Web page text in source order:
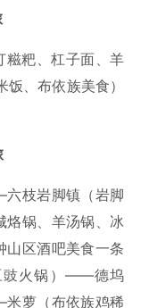
糍粑、杠子面、羊
、布依族美食）
枝岩脚镇（岩脚
锅、羊汤锅、冰
区酒吧美食一条
豉火锅）——德坞
米萝（布依族鸡稀